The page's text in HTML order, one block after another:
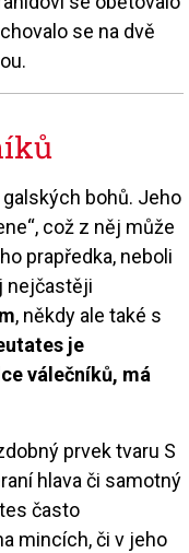
se na dvě
bohů. Jeho
což z něj může
prapředka, neboli
nejčastěji
, někdy ale také s
je
válečníků, má
prvek tvaru S
hlava či samotný
často
mincích, či v jeho